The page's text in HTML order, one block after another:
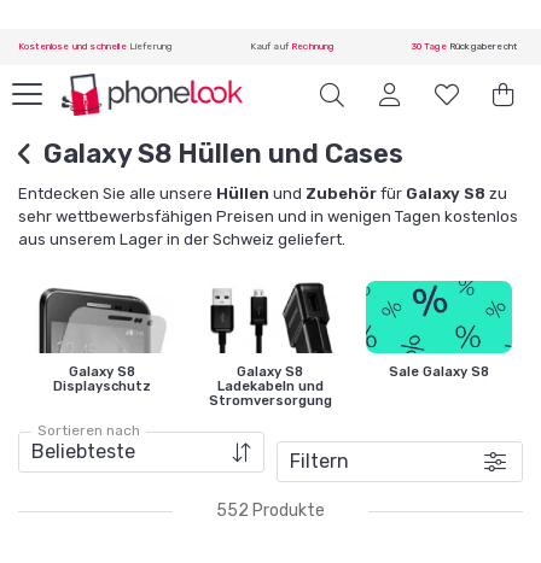
Kostenlose und schnelleLieferung Kauf auf Rechnung 30 TageRückgaberecht
Galaxy S8 Hüllen und Cases
Entdecken Sie alle unsere Hüllen und Zubehör für Galaxy S8 zu
sehr wettbewerbsfähigen Preisen und in wenigen Tagen kostenlos
aus unserem Lager in der Schweiz geliefert.
Galaxy S8
Displayschutz
Galaxy S8
Ladekabeln und
Stromversorgung
Sale Galaxy S8
Sortieren nach
Filtern
552 Produkte